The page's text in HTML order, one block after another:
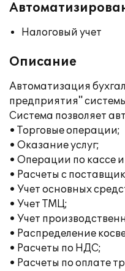
Налоговый учет
Описание
Автоматизация
предприятия"
Система позволяет
• Торговые операции;
• Оказание услуг;
• Операции по кассе
• Расчеты с
• Учет основных
• Учет ТМЦ;
• Учет
• Распределение
• Расчеты по НДС;
• Расчеты по оплате